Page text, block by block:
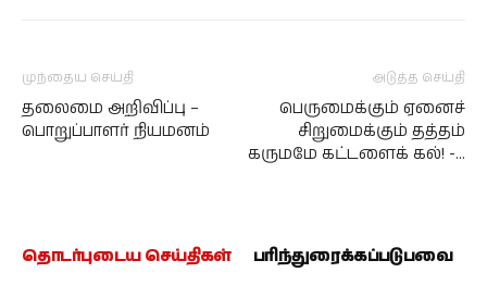
முந்தைய செய்தி
தலைமை அறிவிப்பு –
பொறுப்பாளர் நியமனம்
அடுத்த செய்தி
பெருமைக்கும் ஏனைச்
சிறுமைக்கும் தத்தம்
கருமமே கட்டளைக் கல்! -…
தொடர்புடைய செய்திகள் பரிந்துரைக்கப்படுபவை